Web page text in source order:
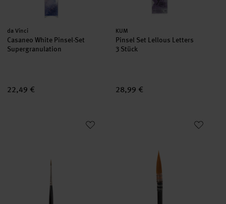
Hersteller:
da Vinci
Casaneo White Pinsel-Set
Supergranulation
22,49 €
Hersteller:
KUM
Pinsel Set Lellous Letters
3 Stück
28,99 €
Fine Art Aquarell Mix Ergonomic rundFine Art Aquarell Synthetic rund